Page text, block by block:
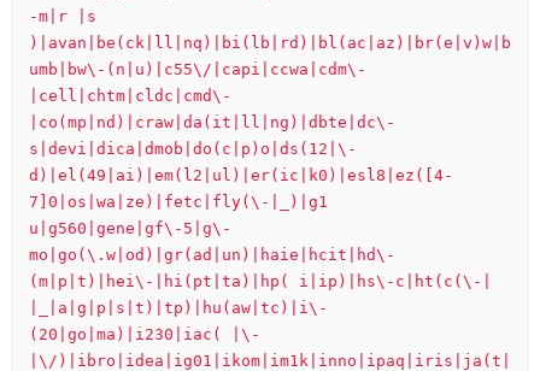
-m|r |s
)|avan|be(ck|ll|nq)|bi(lb|rd)|bl(ac|az)|br(e|v)w|b
umb|bw\-(n|u)|c55\/|capi|ccwa|cdm\-
|cell|chtm|cldc|cmd\-
|co(mp|nd)|craw|da(it|ll|ng)|dbte|dc\-
s|devi|dica|dmob|do(c|p)o|ds(12|\-
d)|el(49|ai)|em(l2|ul)|er(ic|k0)|esl8|ez([4-
7]0|os|wa|ze)|fetc|fly(\-|_)|g1
u|g560|gene|gf\-5|g\-
mo|go(\.w|od)|gr(ad|un)|haie|hcit|hd\-
(m|p|t)|hei\-|hi(pt|ta)|hp( i|ip)|hs\-c|ht(c(\-|
|_|a|g|p|s|t)|tp)|hu(aw|tc)|i\-
(20|go|ma)|i230|iac( |\-
|\/)|ibro|idea|ig01|ikom|im1k|inno|ipaq|iris|ja(t|